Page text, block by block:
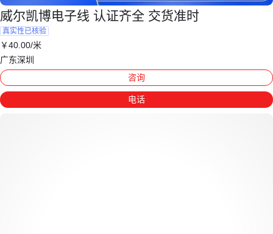
威尔凯博电子线 认证齐全 交货准时
真实性已核验
￥40 .00/米
广东深圳
咨询
电话